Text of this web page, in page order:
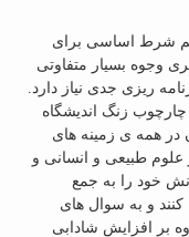
شرط اساسی برای
وجوه بسیار متفاوتی
ریزی جدی نیاز دارد.
چارچوب زنگ اندیشگاه
در همه ی زمینه های
علوم طبیعی و انسانی و
خود را به جمع
کنند و به سوال های
بر افزایش شادابی